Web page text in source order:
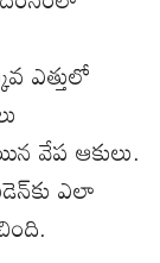
ఎత్తులో
వేప ఆకులు.
ఎలా